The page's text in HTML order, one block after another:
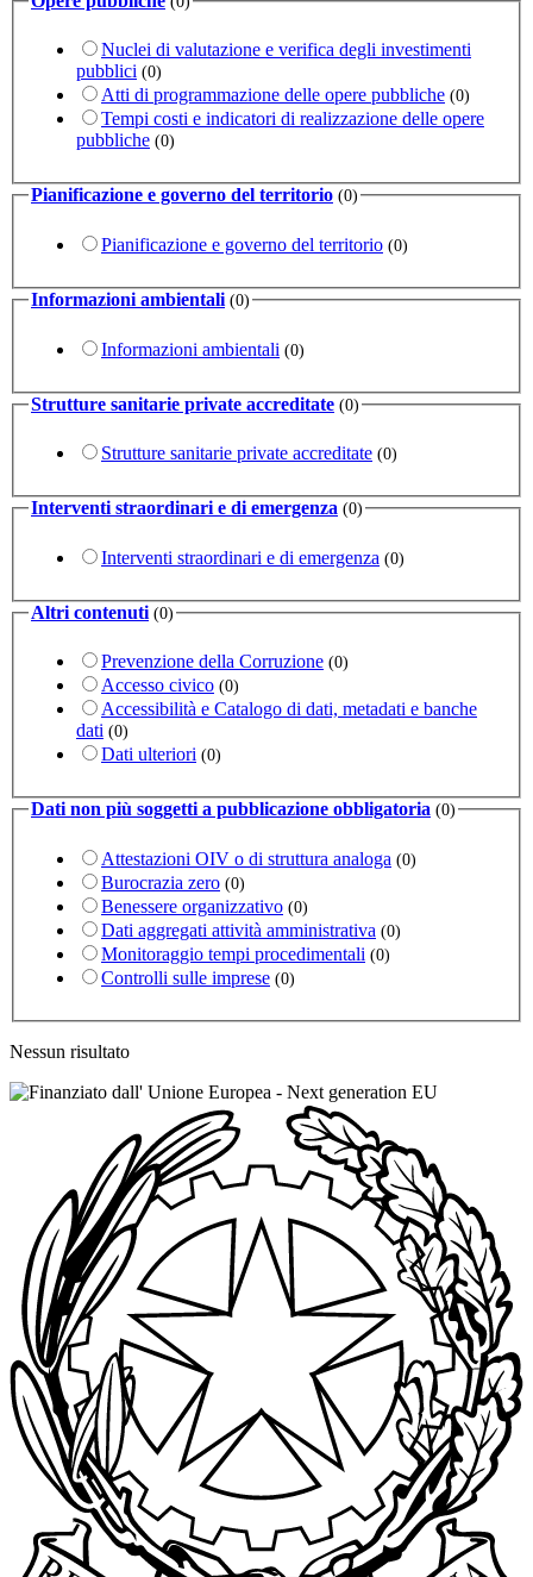
Nuclei di valutazione e verifica degli investimenti
pubblici (0)
Atti di programmazione delle opere pubbliche (0)
Tempi costi e indicatori di realizzazione delle opere
pubbliche (0)
Pianificazione e governo del territorio (0)
Pianificazione e governo del territorio (0)
Informazioni ambientali (0)
Informazioni ambientali (0)
Strutture sanitarie private accreditate (0)
Strutture sanitarie private accreditate (0)
Interventi straordinari e di emergenza (0)
Interventi straordinari e di emergenza (0)
Altri contenuti (0)
Prevenzione della Corruzione (0)
Accesso civico (0)
Accessibilità e Catalogo di dati, metadati e banche
dati (0)
Dati ulteriori (0)
Dati non più soggetti a pubblicazione obbligatoria (0)
Attestazioni OIV o di struttura analoga (0)
Burocrazia zero (0)
Benessere organizzativo (0)
Dati aggregati attività amministrativa (0)
Monitoraggio tempi procedimentali (0)
Controlli sulle imprese (0)
Nessun risultato